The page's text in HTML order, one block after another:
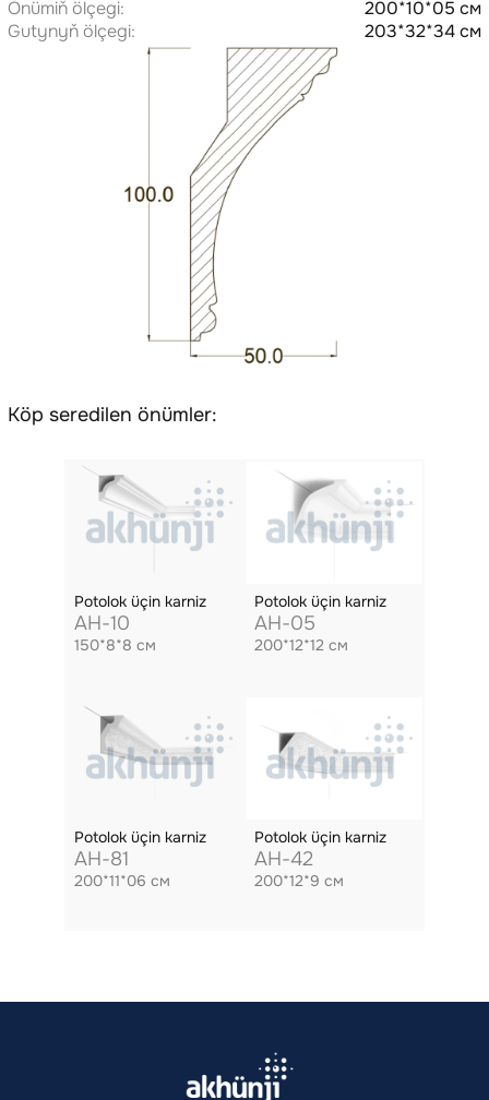
Önümiň ölçegi:
200*10*05 см
Gutynyň ölçegi:
203*32*34 см
Köp seredilen önümler:
Potolok üçin karniz
AH-10
150*8*8 см
Potolok üçin karniz
AH-05
200*12*12 см
Potolok üçin karniz
AH-81
200*11*06 см
Potolok üçin karniz
AH-42
200*12*9 см